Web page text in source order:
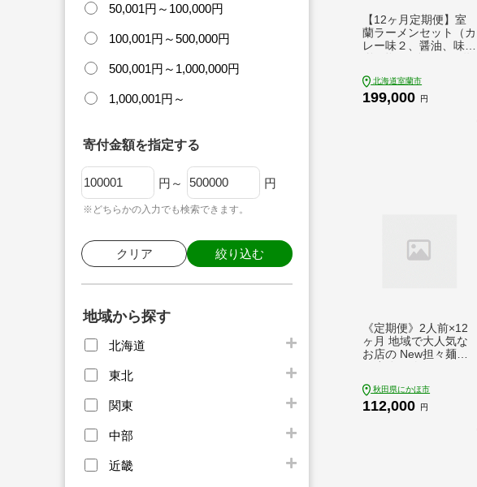
50,001円～100,000円
100,001円～500,000円
500,001円～1,000,000円
1,000,001円～
寄付金額を指定する
円～ 円
※どちらかの入力でも検索できます。
クリア 絞り込む
地域から探す
北海道
東北
関東
中部
近畿
【12ヶ月定期便】室
蘭ラーメンセット（カ
レー味２、醤油、味
5、自家製チャーシュ
ー付き MROA167
北海道室蘭市
199,000 円
《定期便》2人前×12
ヶ月 地域で大人気な
お店の New担々麺
具材付き
秋田県にかほ市
112,000 円